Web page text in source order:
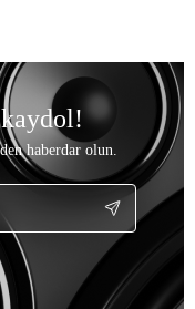
haberdar olun.